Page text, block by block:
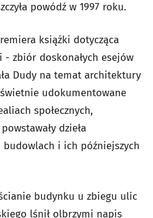
powódź w 1997 roku.
książki dotycząca
zbiór doskonałych esejów
Dudy na temat architektury
udokumentowane
społecznych,
dzieła
budowlach i ich późniejszych
budynku u zbiegu ulic
lśnił olbrzymi napis